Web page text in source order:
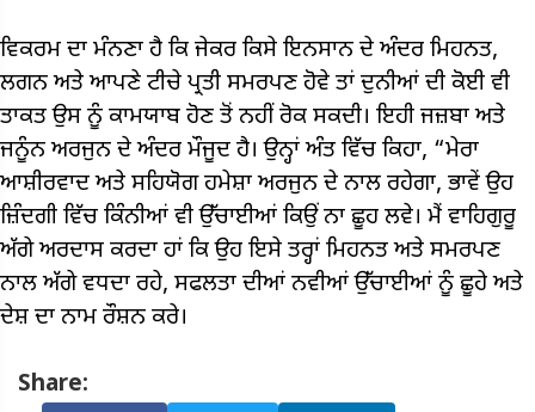
ਵਿਕਰਮ ਦਾ ਮੰਨਣਾ ਹੈ ਕਿ ਜੇਕਰ ਕਿਸੇ ਇਨਸਾਨ ਦੇ ਅੰਦਰ ਮਿਹਨਤ,
ਲਗਨ ਅਤੇ ਆਪਣੇ ਟੀਚੇ ਪ੍ਰਤੀ ਸਮਰਪਣ ਹੋਵੇ ਤਾਂ ਦੁਨੀਆਂ ਦੀ ਕੋਈ ਵੀ
ਤਾਕਤ ਉਸ ਨੂੰ ਕਾਮਯਾਬ ਹੋਣ ਤੋਂ ਨਹੀਂ ਰੋਕ ਸਕਦੀ। ਇਹੀ ਜਜ਼ਬਾ ਅਤੇ
ਜਨੂੰਨ ਅਰਜੁਨ ਦੇ ਅੰਦਰ ਮੌਜੂਦ ਹੈ। ਉਨ੍ਹਾਂ ਅੰਤ ਵਿੱਚ ਕਿਹਾ, “ਮੇਰਾ
ਆਸ਼ੀਰਵਾਦ ਅਤੇ ਸਹਿਯੋਗ ਹਮੇਸ਼ਾ ਅਰਜੁਨ ਦੇ ਨਾਲ ਰਹੇਗਾ, ਭਾਵੇਂ ਉਹ
ਜ਼ਿੰਦਗੀ ਵਿੱਚ ਕਿੰਨੀਆਂ ਵੀ ਉੱਚਾਈਆਂ ਕਿਉਂ ਨਾ ਛੂਹ ਲਵੇ। ਮੈਂ ਵਾਹਿਗੁਰੂ
ਅੱਗੇ ਅਰਦਾਸ ਕਰਦਾ ਹਾਂ ਕਿ ਉਹ ਇਸੇ ਤਰ੍ਹਾਂ ਮਿਹਨਤ ਅਤੇ ਸਮਰਪਣ
ਨਾਲ ਅੱਗੇ ਵਧਦਾ ਰਹੇ, ਸਫਲਤਾ ਦੀਆਂ ਨਵੀਆਂ ਉੱਚਾਈਆਂ ਨੂੰ ਛੂਹੇ ਅਤੇ
ਦੇਸ਼ ਦਾ ਨਾਮ ਰੌਸ਼ਨ ਕਰੇ।
Share: